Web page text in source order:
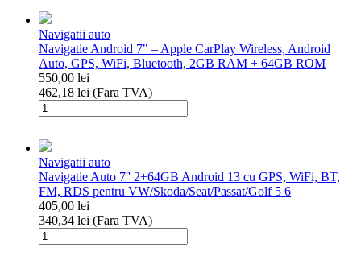
7
inch
cu
Carplay
si
Android
Auto
RAM
+
64GB
ROM
Navigatii auto
Navigatie Android 7" – Apple CarPlay Wireless, Android
Auto, GPS, WiFi, Bluetooth, 2GB RAM + 64GB ROM
550,00 lei
462,18 lei (Fara TVA)
Cantitate
Navigatie
7"
–
Apple
CarPlay
Wireless,
Android
Auto,
Navigatii auto
Navigatie Auto 7'' 2+64GB Android 13 cu GPS, WiFi, BT,
FM, RDS pentru VW/Skoda/Seat/Passat/Golf 5 6
405,00 lei
340,34 lei (Fara TVA)
Cantitate
Navigatie